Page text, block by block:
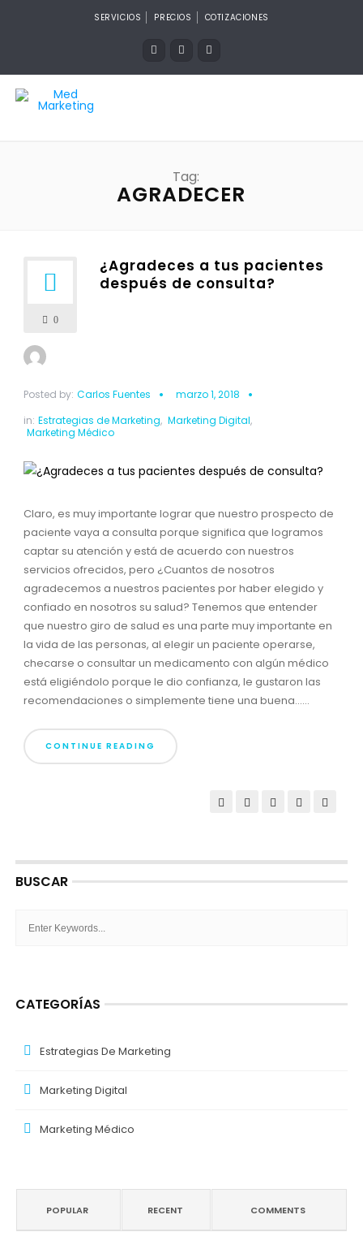
SERVICIOS PRECIOS COTIZACIONES
Tag:
AGRADECER
0
¿Agradeces a tus pacientes
después de consulta?
Posted by: Carlos Fuentes
marzo 1, 2018
in: Estrategias de Marketing, Marketing Digital,
Marketing Médico
Claro, es muy importante lograr que nuestro prospecto de
paciente vaya a consulta porque significa que logramos
captar su atención y está de acuerdo con nuestros
servicios ofrecidos, pero ¿Cuantos de nosotros
agradecemos a nuestros pacientes por haber elegido y
confiado en nosotros su salud? Tenemos que entender
que nuestro giro de salud es una parte muy importante en
la vida de las personas, al elegir un paciente operarse,
checarse o consultar un medicamento con algún médico
está eligiéndolo porque le dio confianza, le gustaron las
recomendaciones o simplemente tiene una buena......
CONTINUE READING
BUSCAR
CATEGORÍAS
Estrategias De Marketing
Marketing Digital
Marketing Médico
POPULAR RECENT COMMENTS